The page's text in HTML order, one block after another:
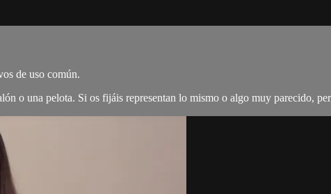
de uso común.
o una pelota. Si os fijáis representan lo mismo o algo muy parecido,